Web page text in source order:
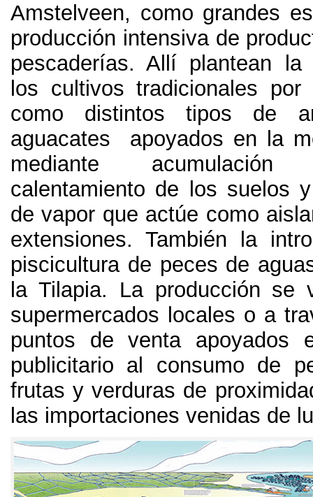
Amstelveen, como grandes
producción intensiva de
pescaderías.Allí plantean la
los cultivos tradicionales por
como distintos tipos de
aguacates apoyados en la
mediante
calentamiento de los suelos
de vapor que actúe como
extensiones. También la
piscicultura de peces de
la Tilapia. La producción se
supermercados locales o a
puntos de venta apoyados
publicitario al consumo de
frutas y verduras de
las importaciones venidas de